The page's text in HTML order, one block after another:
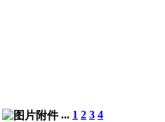
... 1 2 3 4